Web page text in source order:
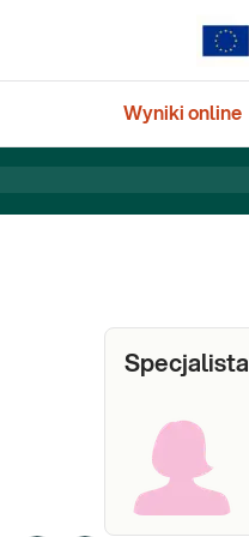
Wyniki online
Specjalista